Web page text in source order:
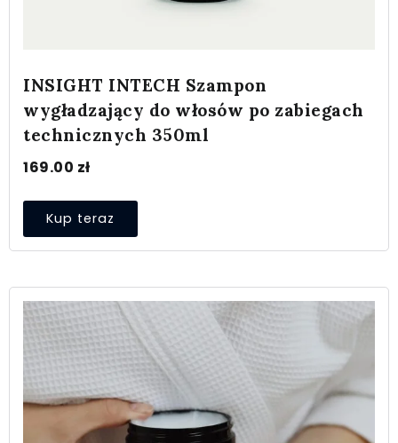
INSIGHT INTECH Szampon
wygładzający do włosów po zabiegach
technicznych 350ml
169.00 zł
Kup teraz